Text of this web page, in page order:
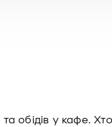
та обідів у кафе.